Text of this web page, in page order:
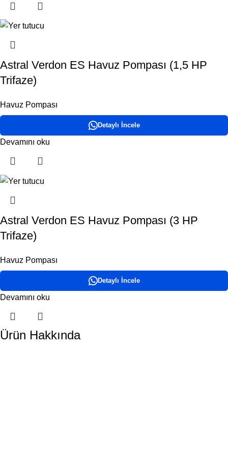
Astral Verdon ES Havuz Pompası (1,5 HP
Trifaze)
Havuz Pompası
Detaylı İncele
Devamını oku
Astral Verdon ES Havuz Pompası (3 HP
Trifaze)
Havuz Pompası
Detaylı İncele
Devamını oku
Ürün Hakkında